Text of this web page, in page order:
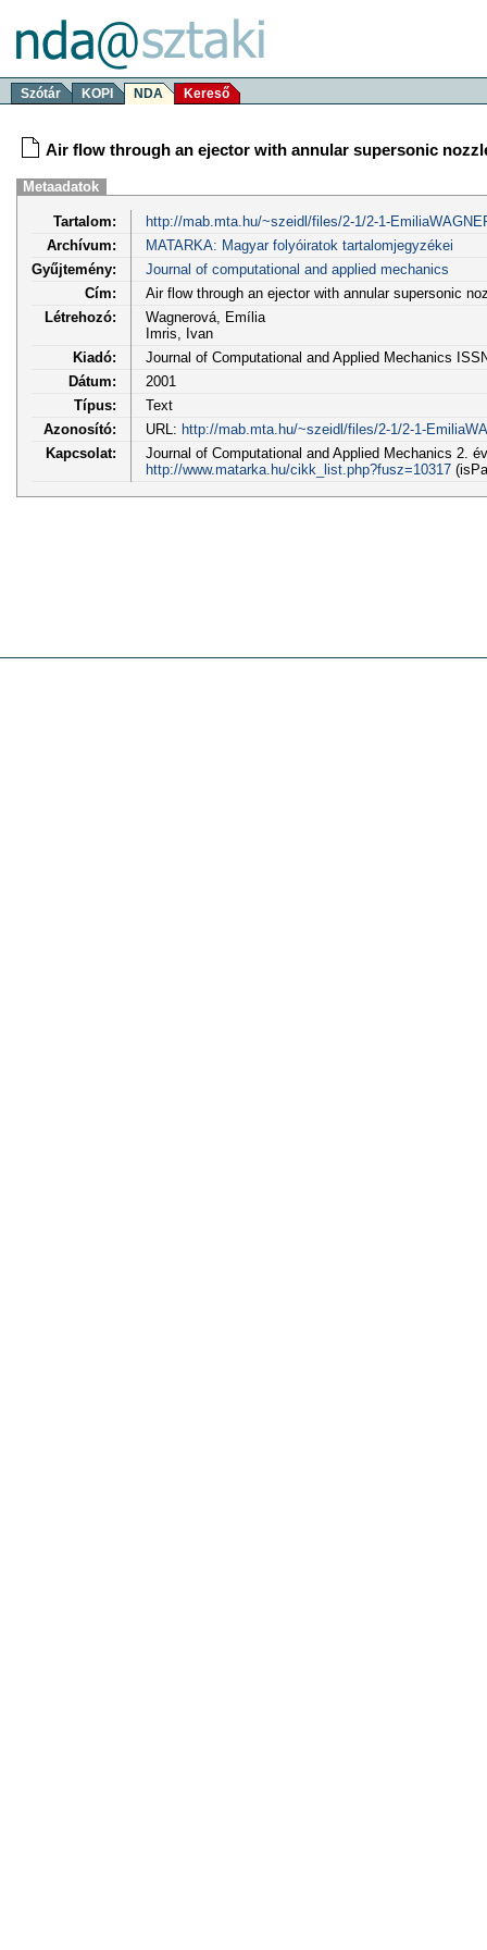
Szótár KOPI NDA Kereső
Air flow through an ejector with annular supersonic
Metaadatok
Tartalom:
http://mab.mta.hu/~szeidl/files/2-1/2-1-
Archívum:
MATARKA: Magyar folyóiratok tartalomjegyzékei
Gyűjtemény:
Journal of computational and applied mechanics
Cím:
Air flow through an ejector with annular supersonic
Létrehozó:
Wagnerová, Emília
Imris, Ivan
Kiadó:
Journal of Computational and Applied Mechanics
Dátum:
2001
Típus:
Text
Azonosító:
URL: http://mab.mta.hu/~szeidl/files/2-1/2-1-
Kapcsolat:
Journal of Computational and Applied Mechanics 2.
http://www.matarka.hu/cikk_list.php?fusz=10317